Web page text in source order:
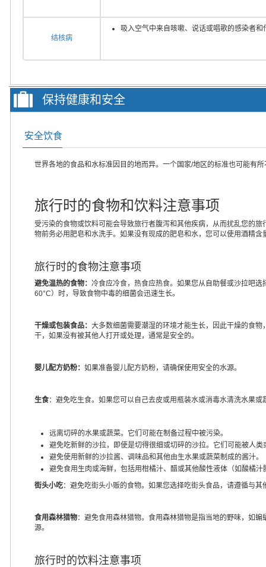
结核病
吸入空气中来自咳嗽、说话或唱歌的感染者
保持健康和安全
安全饮食
世界各地的食品和水标准因目的地而异。一个国家/地区的标准也可能有
旅行时的食物和饮料注意事项
受污染的食物或饮料可能会导致旅行者腹泻和其他疾病，从而扰乱您的
物前务必用肥皂和水洗手。如果没有现成的肥皂和水，您可以使用酒精
旅行时的食物注意事项
避免温热的食物： 冷食应冷食，热食应热食。如果您从自助餐或沙拉吧
60°C）时，导致食物中毒的细菌会迅速生长。
干燥或包装食品： 大多数细菌需要潮湿的环境才能生长，因此干燥的食
干，如果没有被其他人打开或处理，通常是安全的。
婴儿配方奶粉： 如果准备婴儿配方奶粉，请确保使用安全的水源。
生食：避免吃生食。如果您可以自己去皮或用瓶装水或消毒水清洗水果
远离切碎的水果或蔬菜。它们可能在制备过程中被污染。
避免吃新鲜的沙拉，即使是切得很细或切碎的沙拉。它们可能被人
避免使用新鲜的沙拉酱、调味品和其他由生水果或蔬菜制成的酱汁。
避免食用生肉或海鲜，包括用柑橘汁、醋或其他酸性液体（如酸橘汁
街头小吃：避免吃街头小贩的食物。如果您选择吃街头食品，请遵循与
食用森林猎物：避免食用森林猎物。食用森林猎物是指当地的野味，如
源。
旅行时的饮料注意事项